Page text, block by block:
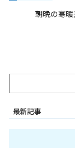
朝晩の寒暖
最新記事